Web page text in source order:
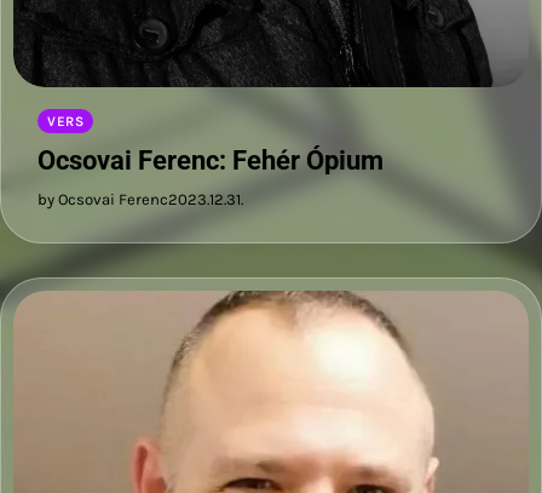
VERS
Ocsovai Ferenc: Fehér Ópium
by Ocsovai Ferenc2023.12.31.